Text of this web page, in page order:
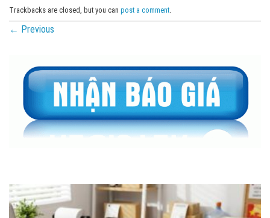
Trackbacks are closed, but you can post a comment
← Previous